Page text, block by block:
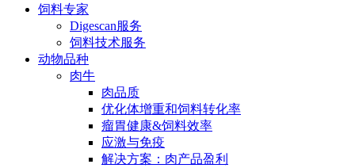
饲料专家
Digescan服务
饲料技术服务
动物品种
肉牛
肉品质
优化体增重和饲料转化率
瘤胃健康&饲料效率
应激与免疫
解决方案：肉产品盈利